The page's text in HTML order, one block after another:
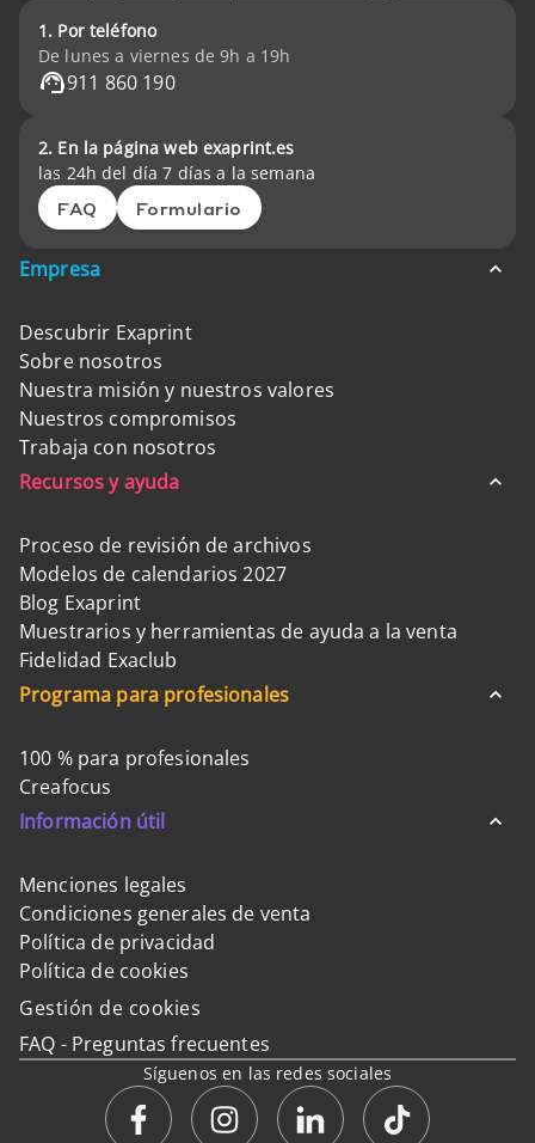
1. Por teléfono
De lunes a viernes de 9h a 19h
911 860 190
2. En la página web exaprint.es
las 24h del día 7 días a la semana
FAQ Formulario
Empresa
Descubrir Exaprint
Sobre nosotros
Nuestra misión y nuestros valores
Nuestros compromisos
Trabaja con nosotros
Recursos y ayuda
Proceso de revisión de archivos
Modelos de calendarios 2027
Blog Exaprint
Muestrarios y herramientas de ayuda a la venta
Fidelidad Exaclub
Programa para profesionales
100 % para profesionales
Creafocus
Información útil
Menciones legales
Condiciones generales de venta
Política de privacidad
Política de cookies
Gestión de cookies
FAQ - Preguntas frecuentes
Síguenos en las redes sociales